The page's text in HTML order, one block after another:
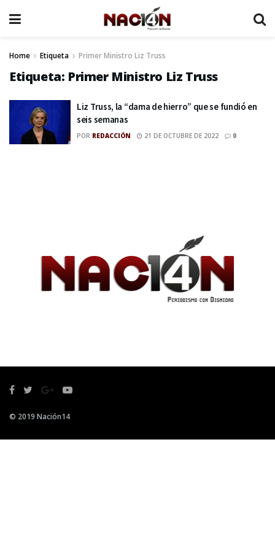
Home Etiqueta Primer Ministro Liz Truss
Etiqueta: Primer Ministro Liz Truss
Liz Truss, la “dama de hierro” que se fundió en
seis semanas
POR REDACCIÓN 21 DE OCTUBRE DE 2022 0
© 2019 Nación14